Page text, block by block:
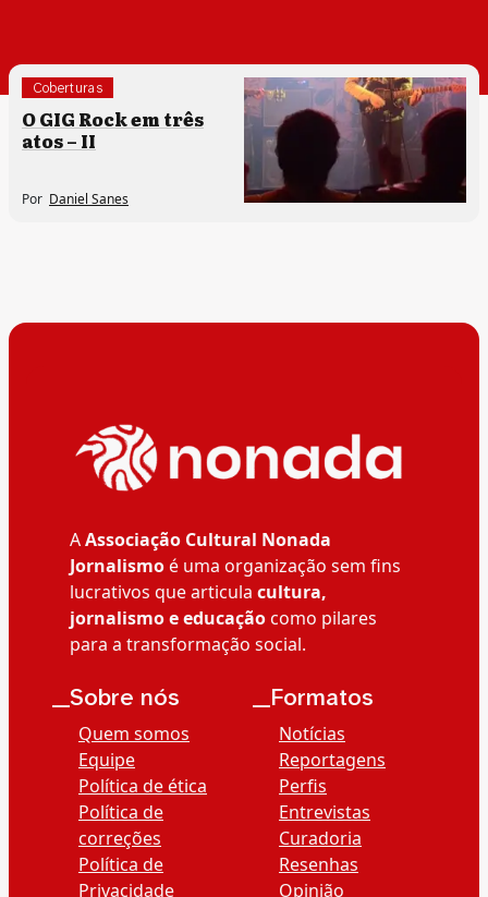
Coberturas
O GIG Rock em três
atos – II
Por Daniel Sanes
AAssociação Cultural Nonada
Jornalismoé uma organização sem fins
lucrativos que articula cultura,
jornalismo e educaçãocomo pilares
para a transformação social.
__Sobre nós
Quem somos
Equipe
Política de ética
Política de
correções
Política de
Privacidade
__Formatos
Notícias
Reportagens
Perfis
Entrevistas
Curadoria
Resenhas
Opinião